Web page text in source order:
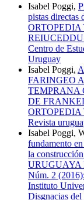
Isabel Poggi,
pistas directas
ORTOPEDIA
Centro de
Uruguay
Isabel Poggi,
FARINGEO
TEMPRANA
DE
ORTOPEDIA
Revista
Isabel Poggi,
fundamento
la
URUGUAYA
Núm. 2
Instituto
Disgnacias